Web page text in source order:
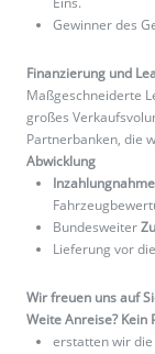
Gewinner des
Finanzierung und
Maßgeschneiderte
großes
Partnerbanken, die
Abwicklung
Inzahlungnahme
Bundesweiter
Lieferung vor
Wir freuen uns auf
Weite Anreise? Kein
erstatten wir die